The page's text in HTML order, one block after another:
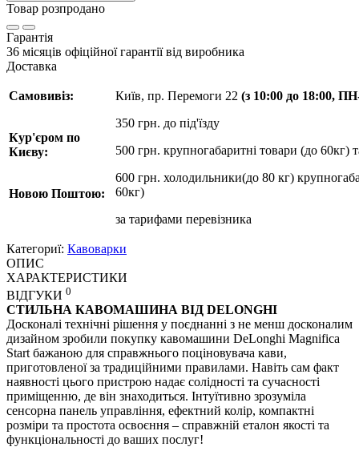
Товар розпродано
Гарантія
36 місяців офіційної гарантії від виробника
Доставка
Самовивіз:
Кур'єром по
Києву:
Новою Поштою:
Київ, пр. Перемоги 22 (з 10:00 до 18:00,
350 грн. до під'їзду
500 грн. крупногабаритні товари (до 60кг)
600 грн. холодильники(до 80 кг)
60кг)
за тарифами перевізника
Категориї: Кавоварки
ОПИС
ХАРАКТЕРИСТИКИ
ВІДГУКИ 0
СТИЛЬНА КАВОМАШИНА ВІД DELONGHI
Досконалі технічні рішення у поєднанні з не менш досконалим
дизайном зробили покупку кавомашини DeLonghi Magnifica
Start бажаною для справжнього поціновувача кави,
приготовленої за традиційними правилами. Навіть сам факт
наявності цього пристрою надає солідності та сучасності
приміщенню, де він знаходиться. Інтуїтивно зрозуміла
сенсорна панель управління, ефектний колір, компактні
розміри та простота освоєння – справжній еталон якості та
функціональності до ваших послуг!